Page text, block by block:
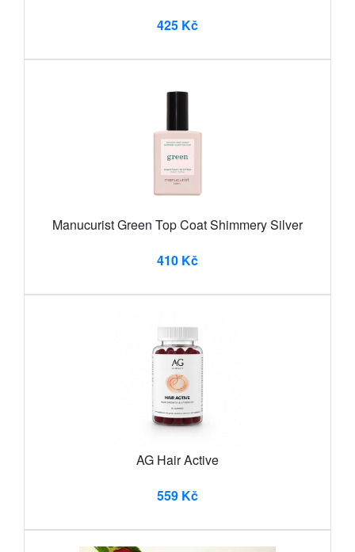
425 Kč
Manucurist Green Top Coat Shimmery Silver
410 Kč
AG Hair Active
559 Kč